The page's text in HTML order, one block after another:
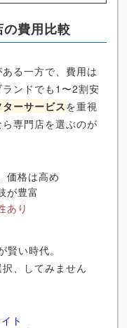
費用比較
る一方で、費用は
ンドでも1〜2割安
ーサービスを重視
専門店を選ぶのが
価格は高め
が豊富
あり
賢い時代。
、してみません
ト